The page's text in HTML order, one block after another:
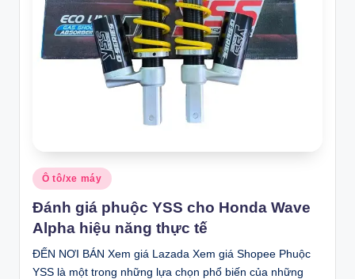
Posted
in
Ô tô/xe máy
Đánh giá phuộc YSS cho Honda Wave
Alpha hiệu năng thực tế
ĐẾN NƠI BÁN Xem giá Lazada Xem giá Shopee Phuộc
YSS là một trong những lựa chọn phổ biến của những